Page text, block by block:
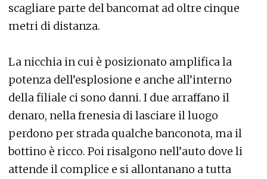
scagliare parte del bancomat ad oltre cinque
metri di distanza.
La nicchia in cui è posizionato amplifica la
potenza dell’esplosione e anche all’interno
della filiale ci sono danni. I due arraffano il
denaro, nella frenesia di lasciare il luogo
perdono per strada qualche banconota, ma il
bottino è ricco. Poi risalgono nell’auto dove li
attende il complice e si allontanano a tutta